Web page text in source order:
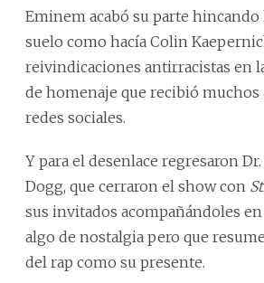
Eminem acabó su parte
suelo como hacía Colin
reivindicaciones antirracistas en
de homenaje que recibió muchos
redes sociales.
Y para el desenlace regresaron
Dogg, que cerraron el show con
sus invitados acompañándoles
algo de nostalgia pero que
del rap como su presente.